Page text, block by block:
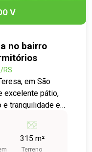
V
no bairro
RS
em São
excelente pátio,
tranquilidade em
de vida!
315 m²
Terreno